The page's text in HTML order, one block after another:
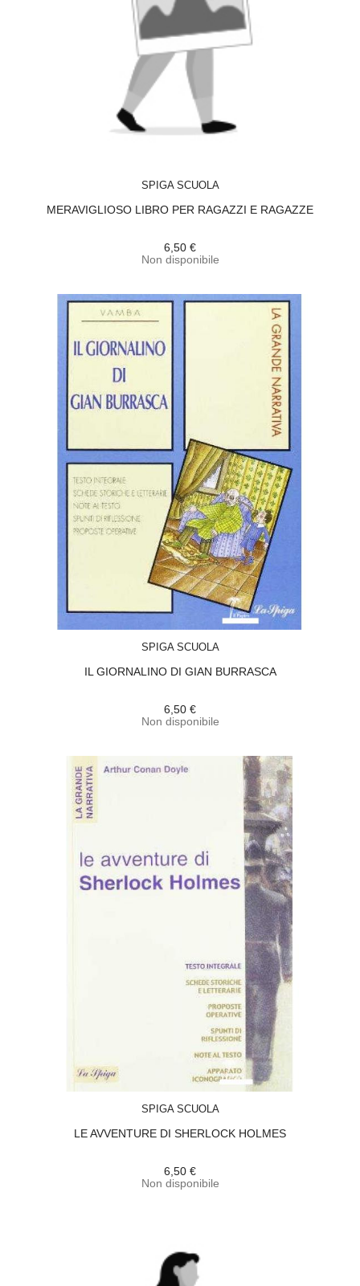
SPIGA SCUOLA
MERAVIGLIOSO LIBRO PER RAGAZZI E RAGAZZE
6,50 €
Non disponibile
SPIGA SCUOLA
IL GIORNALINO DI GIAN BURRASCA
6,50 €
Non disponibile
SPIGA SCUOLA
LE AVVENTURE DI SHERLOCK HOLMES
6,50 €
Non disponibile